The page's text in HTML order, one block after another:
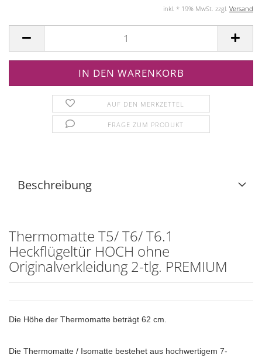
inkl. * 19% MwSt. zzgl. Versand
AUF DEN MERKZETTEL
FRAGE ZUM PRODUKT
Beschreibung
Thermomatte T5/ T6/ T6.1
Heckflügeltür HOCH ohne
Originalverkleidung 2-tlg. PREMIUM
Die Höhe der Thermomatte beträgt 62 cm.
Die Thermomatte / Isomatte bestehet aus hochwertigem 7-